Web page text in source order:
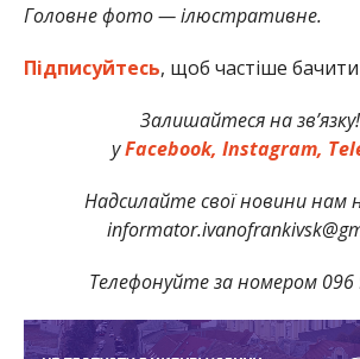
Головне фото — ілюстративне.
Підписуйтесь, щоб частіше
Залишайтеся на
уFacebook, Instagram,
Надсилайте свої новини нам
Телефонуйте за номером 096